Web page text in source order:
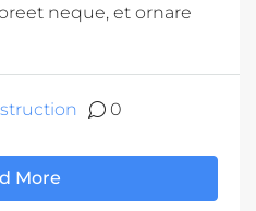
neque, et ornare
0
More